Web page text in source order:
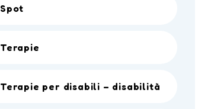
Spot
Terapie
Terapie per disabili – disabilità